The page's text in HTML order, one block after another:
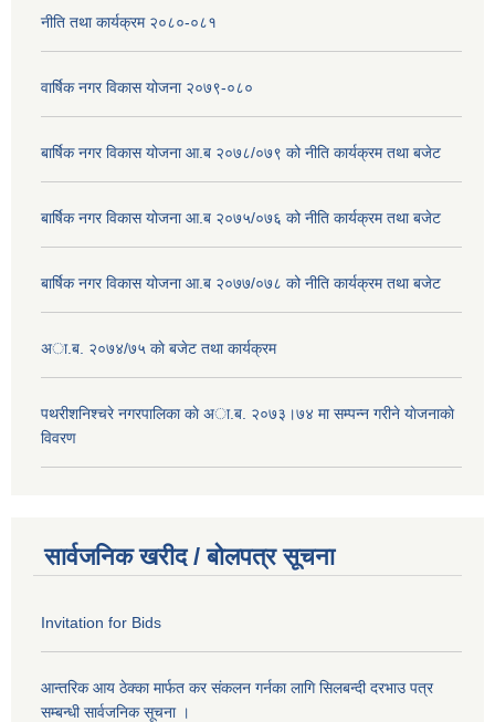
नीति तथा कार्यक्रम २०८०-०८१
वार्षिक नगर विकास योजना २०७९-०८०
बार्षिक नगर विकास योजना आ.ब २०७८/०७९ को नीति कार्यक्रम तथा बजेट
बार्षिक नगर विकास योजना आ.ब २०७५/०७६ को नीति कार्यक्रम तथा बजेट
बार्षिक नगर विकास योजना आ.ब २०७७/०७८ को नीति कार्यक्रम तथा बजेट
अा.ब. २०७४/७५ काे बजेट तथा कार्यक्रम
पथरीशनिश्चरे नगरपालिका काे अा.ब. २०७३।७४ मा सम्पन्न गरीने याेजनाकाे
विवरण
सार्वजनिक खरीद / बोलपत्र सूचना
Invitation for Bids
आन्तरिक आय ठेक्का मार्फत कर संकलन गर्नका लागि सिलबन्दी दरभाउ पत्र
सम्बन्धी सार्वजनिक सूचना ।